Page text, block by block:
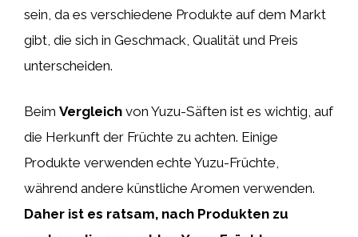
sein, da es verschiedene Produkte auf dem Markt
gibt, die sich in Geschmack, Qualität und Preis
unterscheiden.
Beim Vergleich von Yuzu-Säften ist es wichtig, auf
die Herkunft der Früchte zu achten. Einige
Produkte verwenden echte Yuzu-Früchte,
während andere künstliche Aromen verwenden.
Daher ist es ratsam, nach Produkten zu